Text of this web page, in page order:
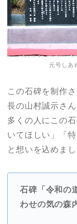
元号しあ
この石碑を制作
長の山村誠示さ
多くの人にこの
いてほしい」「
と想いを込めまし
石碑「令和の
わせの気の森